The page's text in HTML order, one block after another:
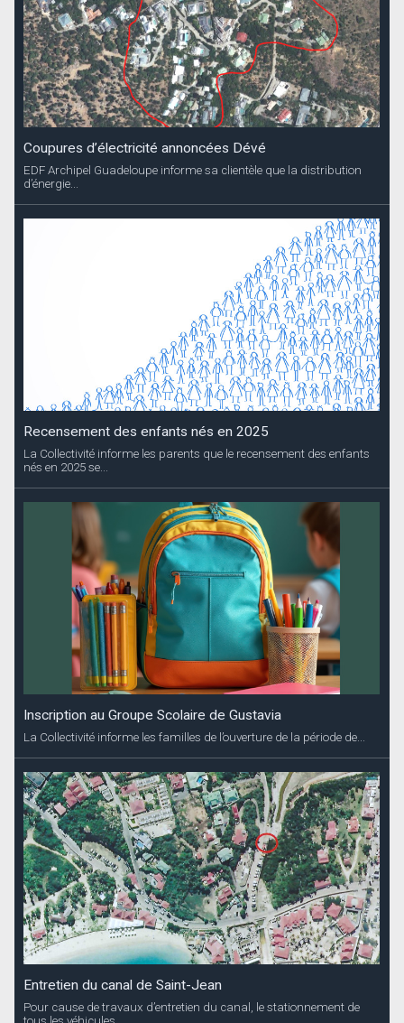
EDF Archipel Guadeloupe informe sa clientèle que la distribution
d’énergie...
Recensement des enfants nés en 2025
La Collectivité informe les parents que le recensement des enfants
Inscription au Groupe Scolaire de Gustavia
La Collectivité informe les familles de l’ouverture de la période de...
Entretien du canal de Saint-Jean
Pour cause de travaux d’entretien du canal, le stationnement de
tous les véhicules...